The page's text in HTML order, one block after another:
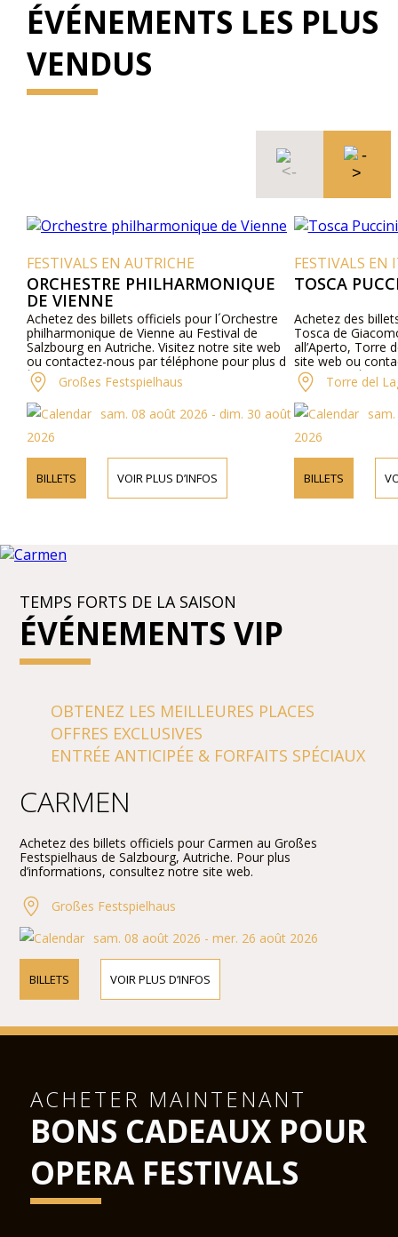
ÉVÉNEMENTS LES PLUS
VENDUS
FESTIVALS EN AUTRICHE
ORCHESTRE PHILHARMONIQUE
DE VIENNE
Achetez des billets officiels pour l´Orchestre
philharmonique de Vienne au Festival de
Salzbourg en Autriche. Visitez notre site web
ou contactez-nous par téléphone pour plus d
´informations sur les interprètes, le
programme et les prix des billets.
Großes Festspielhaus
sam. 08 août 2026 - dim. 30 août
2026
BILLETS VOIR PLUS D’INFOS
FESTIVALS EN
TOSCA
Achetez des
Tosca de
all’Aperto, Torre
site web ou
pour plus
les détails du
billets.
Torre del
2026
BILLETS
TEMPS FORTS DE LA SAISON
ÉVÉNEMENTS VIP
OBTENEZ LES MEILLEURES PLACES
OFFRES EXCLUSIVES
ENTRÉE ANTICIPÉE & FORFAITS SPÉCIAUX
CARMEN
Achetez des billets officiels pour Carmen au Großes
Festspielhaus de Salzbourg, Autriche. Pour plus
d’informations, consultez notre site web.
Großes Festspielhaus
sam. 08 août 2026 - mer. 26 août 2026
BILLETS VOIR PLUS D’INFOS
ACHETER MAINTENANT
BONS CADEAUX POUR
OPERA FESTIVALS